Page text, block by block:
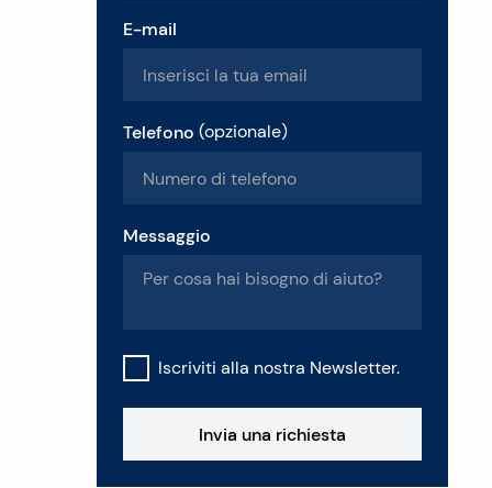
E-mail
Telefono (opzionale)
Messaggio
Iscriviti alla nostra Newsletter.
Invia una richiesta